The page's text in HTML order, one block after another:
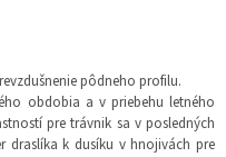
pôdneho profilu.
obdobia a v priebehu letného
pre trávnik sa v posledných
draslíka k dusíku v hnojivách pre